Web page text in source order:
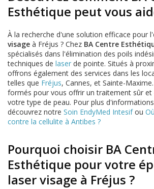
Esthétique peut vous
À la recherche d'une solution efficace pour l'
visage à Fréjus ? Chez BA Centre
spécialisés dans l'élimination des poils
techniques de laser de pointe. Situés à
offrons également des services dans les
telles que Fréjus, Cannes, et Sainte-
formés pour vous offrir un traitement sûr et
votre type de peau. Pour plus
découvrez notre Soin EndyMed Intesifou
contre la cellulite à Antibes ?
Pourquoi choisir BA
Esthétique pour votre
laser visage à Fréjus ?